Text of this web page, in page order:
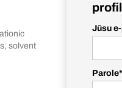
solvent
Jūsu
Parole*